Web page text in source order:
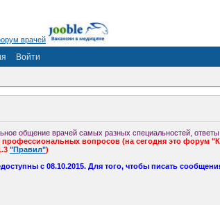
Войти
общение врачей самых разных специальностей, ответы
вопросов (на сегодня это форум
"Правил")
с 08.10.2015. Для того, чтобы писать